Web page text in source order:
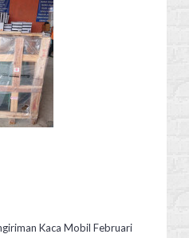
Kaca Mobil Februari